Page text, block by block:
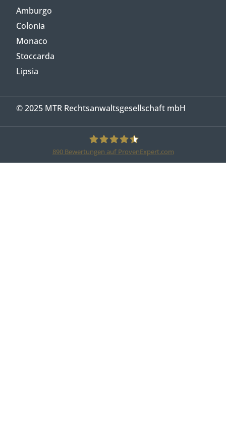
Amburgo
Colonia
Monaco
Stoccarda
Lipsia
© 2025 MTR Rechtsanwaltsgesellschaft mbH
890Bewertungen auf ProvenExpert.com